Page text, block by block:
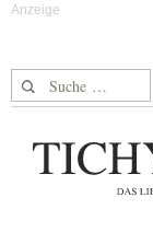
Suche nach: